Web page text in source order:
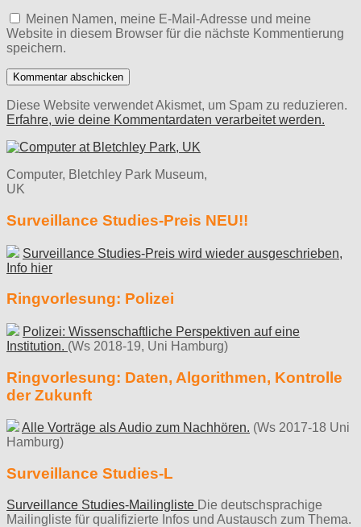
Meinen Namen, meine E-Mail-Adresse und meine
Website in diesem Browser für die nächste Kommentierung
speichern.
Diese Website verwendet Akismet, um Spam zu reduzieren.
Erfahre, wie deine Kommentardaten verarbeitet werden.
Computer, Bletchley Park Museum,
UK
Surveillance Studies-Preis NEU!!
Surveillance Studies-Preis wird wieder ausgeschrieben,
Info hier
Ringvorlesung: Polizei
Polizei: Wissenschaftliche Perspektiven auf eine
Institution. (Ws 2018-19, Uni Hamburg)
Ringvorlesung: Daten, Algorithmen, Kontrolle
der Zukunft
Alle Vorträge als Audio zum Nachhören. (Ws 2017-18 Uni
Hamburg)
Surveillance Studies-L
Surveillance Studies-Mailingliste Die deutschsprachige
Mailingliste für qualifizierte Infos und Austausch zum Thema.